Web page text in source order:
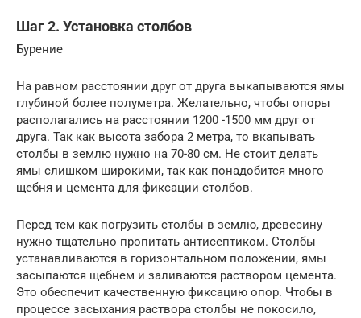
Шаг 2. Установка столбов
Бурение
На равном расстоянии друг от друга выкапываются ямы
глубиной более полуметра. Желательно, чтобы опоры
располагались на расстоянии 1200 -1500 мм друг от
друга. Так как высота забора 2 метра, то вкапывать
столбы в землю нужно на 70-80 см. Не стоит делать
ямы слишком широкими, так как понадобится много
щебня и цемента для фиксации столбов.
Перед тем как погрузить столбы в землю, древесину
нужно тщательно пропитать антисептиком. Столбы
устанавливаются в горизонтальном положении, ямы
засыпаются щебнем и заливаются раствором цемента.
Это обеспечит качественную фиксацию опор. Чтобы в
процессе засыхания раствора столбы не покосило,